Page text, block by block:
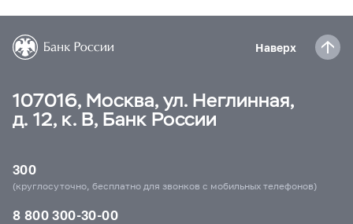
Наверх
107016, Москва, ул. Неглинная,
д. 12, к. В, Банк России
300
(круглосуточно, бесплатно для звонков с мобильных телефонов)
8 800 300-30-00